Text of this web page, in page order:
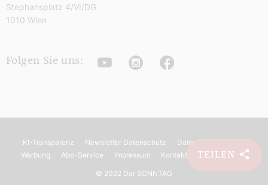
TEILEN
Stephansplatz 4/VI/DG
1010 Wien
Folgen Sie uns: YoutubeInstagramFacebook
KI-Transparenz Newsletter Datenschutz Datenschutz
Werbung
Abo-Service Impressum Kontakt Barrierefreiheit
© 2022 Der SONNTAG